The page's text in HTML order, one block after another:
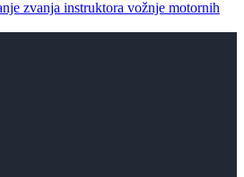
zvanja instruktora vožnje motornih